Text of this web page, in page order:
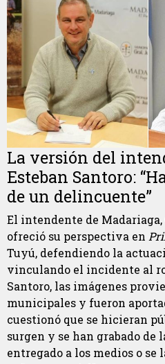
La versión del
Esteban Santoro:
de un delincuente”
El intendente de Madariaga,
ofreció su perspectiva en
Tuyú, defendiendo la
vinculando el incidente al
Santoro, las imágenes
municipales y fueron
cuestionó que se hicieran
surgen y se han grabado de
entregado a los medios o se